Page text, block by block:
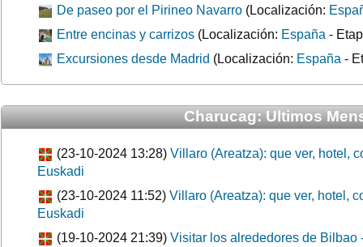
De paseo por el Pirineo Navarro (Localización:
Entre encinas y carrizos (Localización: España -
Excursiones desde Madrid (Localización: España -
Charucag: Ultimos
(23-10-2024 13:28) Villaro (Areatza): que ver, hotel,
Euskadi
(23-10-2024 11:52) Villaro (Areatza): que ver, hotel,
Euskadi
(19-10-2024 21:39) Visitar los alrededores de Bilbao